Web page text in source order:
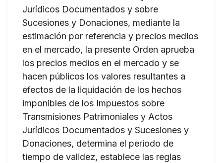
Jurídicos Documentados y sobre
Sucesiones y Donaciones, mediante la
estimación por referencia y precios medios
en el mercado, la presente Orden aprueba
los precios medios en el mercado y se
hacen públicos los valores resultantes a
efectos de la liquidación de los hechos
imponibles de los Impuestos sobre
Transmisiones Patrimoniales y Actos
Jurídicos Documentados y Sucesiones y
Donaciones, determina el periodo de
tiempo de validez, establece las reglas